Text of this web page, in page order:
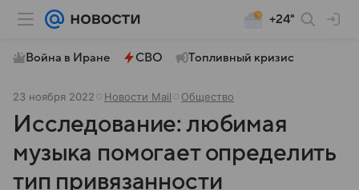
+24°
Война в Иране СВО Топливный кризис
23 ноября 2022 Новости Mail Общество
Исследование: любимая
музыка помогает определить
тип привязанности